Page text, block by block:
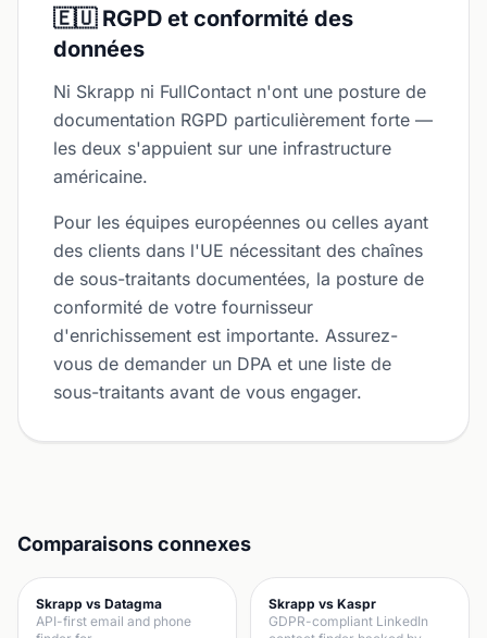
🇪🇺 RGPD et conformité des
données
Ni Skrapp ni FullContact n'ont une posture de
documentation RGPD particulièrement forte —
les deux s'appuient sur une infrastructure
américaine.
Pour les équipes européennes ou celles ayant
des clients dans l'UE nécessitant des chaînes
de sous-traitants documentées, la posture de
conformité de votre fournisseur
d'enrichissement est importante. Assurez-
vous de demander un DPA et une liste de
sous-traitants avant de vous engager.
Comparaisons connexes
Skrapp vs Datagma
API-first email and phone
Skrapp vs Kaspr
GDPR-compliant LinkedIn